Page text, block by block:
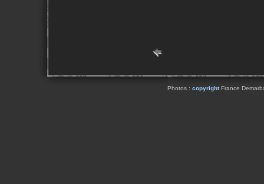
Photos : copyrightFrance